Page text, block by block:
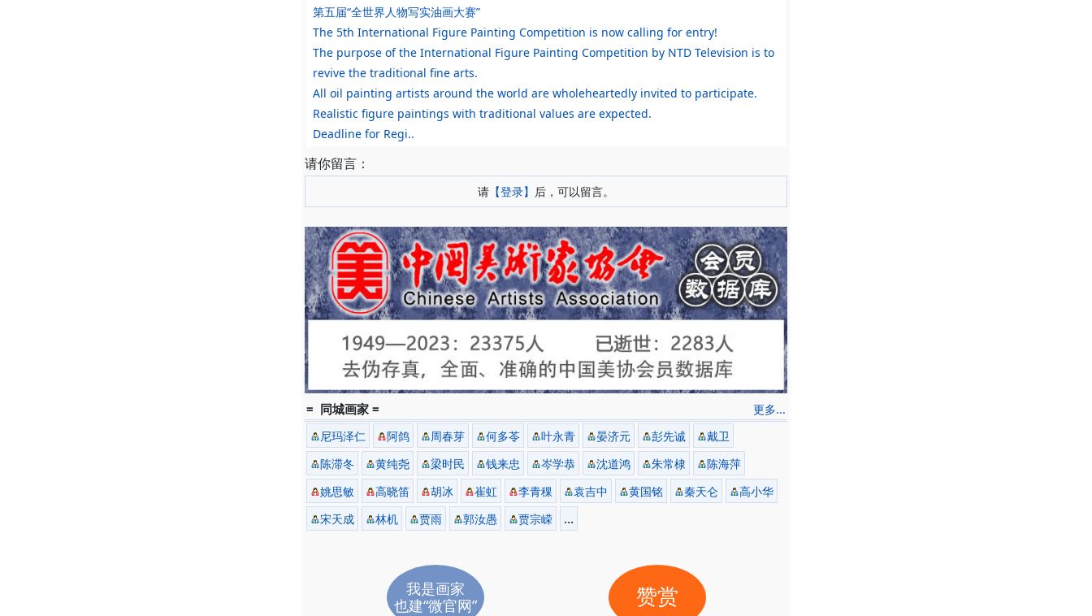
第五届“全世界人物写实油画大赛”
The 5th International Figure Painting Competition is now calling for entry!
The purpose of the International Figure Painting Competition by NTD Television is to
revive the traditional fine arts.
All oil painting artists around the world are wholeheartedly invited to participate.
Realistic figure paintings with traditional values are expected.
Deadline for Regi..
请你留言：
请 【登录】 后，可以留言。
更多...
= 同城画家 =
尼玛泽仁 阿鸽 周春芽 何多苓 叶永青 晏济元 彭先诚
戴卫
陈滞冬
黄纯尧 梁时民 钱来忠 岑学恭 沈道鸿 朱常棣
陈海萍
姚思敏
高晓笛 胡冰 崔虹 李青稞 袁吉中 黄国铭 秦天仑
高小华
宋天成
林机 贾雨 郭汝愚 贾宗嵘 ...
我是画家
也建“微官网”
赞赏